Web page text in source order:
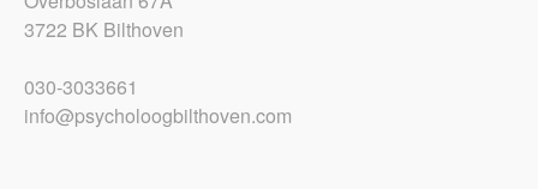
3722 BK Bilthoven
030-3033661
info@psycholoogbilthoven.com